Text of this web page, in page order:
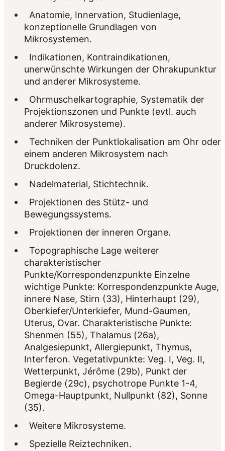
Anatomie, Innervation, Studienlage,
konzeptionelle Grundlagen von
Mikrosystemen.
Indikationen, Kontraindikationen,
unerwünschte Wirkungen der Ohrakupunktur
und anderer Mikrosysteme.
Ohrmuschelkartographie, Systematik der
Projektionszonen und Punkte (evtl. auch
anderer Mikrosysteme).
Techniken der Punktlokalisation am Ohr oder
einem anderen Mikrosystem nach
Druckdolenz.
Nadelmaterial, Stichtechnik.
Projektionen des Stütz- und
Bewegungssystems.
Projektionen der inneren Organe.
Topographische Lage weiterer
charakteristischer
Punkte/Korrespondenzpunkte Einzelne
wichtige Punkte: Korrespondenzpunkte Auge,
innere Nase, Stirn (33), Hinterhaupt (29),
Oberkiefer/Unterkiefer, Mund-Gaumen,
Uterus, Ovar. Charakteristische Punkte:
Shenmen (55), Thalamus (26a),
Analgesiepunkt, Allergiepunkt, Thymus,
Interferon. Vegetativpunkte: Veg. I, Veg. II,
Wetterpunkt, Jérôme (29b), Punkt der
Begierde (29c), psychotrope Punkte 1-4,
Omega-Hauptpunkt, Nullpunkt (82), Sonne
(35).
Weitere Mikrosysteme.
Spezielle Reiztechniken.